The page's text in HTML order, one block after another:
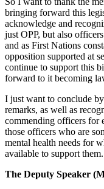
bringing forward this
acknowledge and
just OPP, but also
and as First Nations
opposition supported at
continue to support this
forward to it becoming
I just want to conclude
remarks, as well as
commending officers for
those officers who are
mental health needs for
available to support them.
The Deputy Speaker